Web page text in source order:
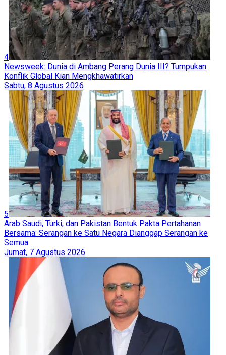
4
Newsweek: Dunia di Ambang Perang Dunia III? Tumpukan
Konflik Global Kian Mengkhawatirkan
Sabtu, 8 Agustus 2026
5
Arab Saudi, Turki, dan Pakistan Bentuk Pakta Pertahanan
Bersama: Serangan ke Satu Negara Dianggap Serangan ke
Semua
Jumat, 7 Agustus 2026